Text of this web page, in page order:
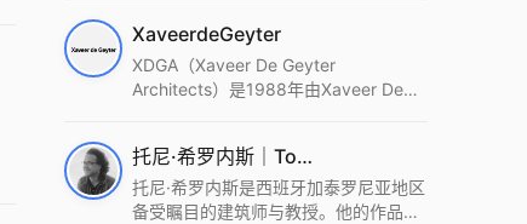
统这种新的思维范式为基础，以上海性
和生活性为介入设计的原点，以建筑为
工具，从而推动建筑学和社会学进步。
2022 DFA中获Merit,2021 Architizer
A+ Firm Awards中获Special
Mention：Best Young Firm，2020 IF
XaveerdeGeyter
XDGA（Xaveer De Geyter
Architects）是1988年由Xaveer De
进的设计方法、多元的专业团队和国际
化的作品著称，曾获密斯·凡·德罗奖、
Bigmat奖等多项重要奖项。XDGA主张
托尼·希罗内斯｜Toni Gironès
托尼·希罗内斯是西班牙加泰罗尼亚地区
备受瞩目的建筑师与教授。他的作品深